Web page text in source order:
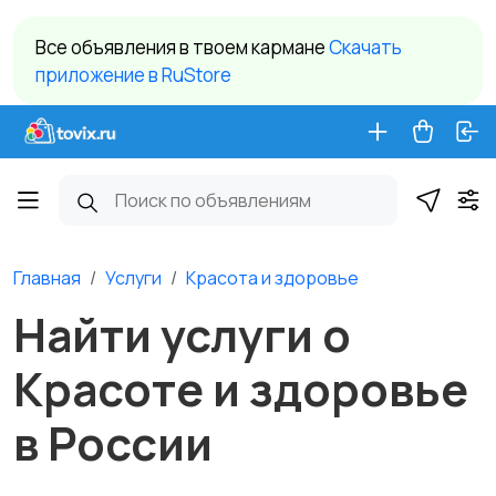
Все объявления в твоем карманеCкачать
приложение в RuStore
Главная Услуги Красота и здоровье
Найти услуги о
Красоте и здоровье
в России